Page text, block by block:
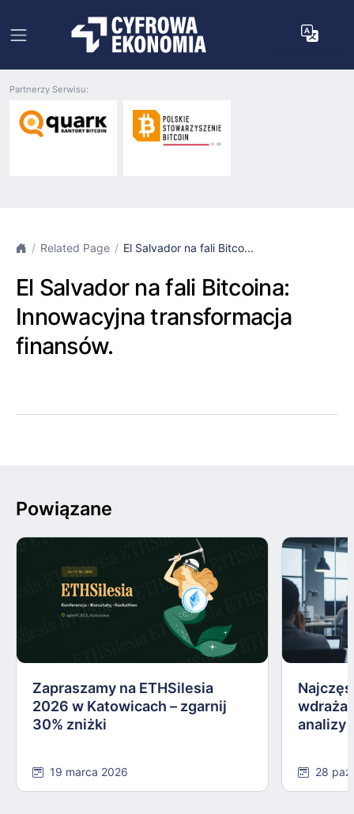
Partnerzy Serwisu:
Related Page El Salvador na fali Bitco...
El Salvador na fali Bitcoina:
Innowacyjna transformacja
finansów.
Powiązane
Zapraszamy na ETHSilesia
2026 w Katowicach – zgarnij
30% zniżki
19 marca 2026
analizy
28